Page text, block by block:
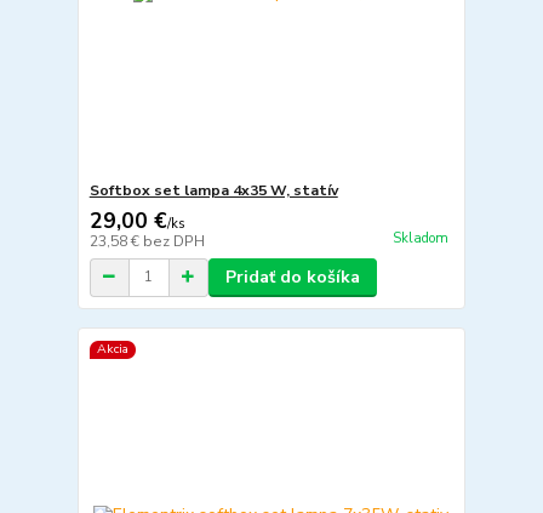
Softbox set lampa 4x35 W, statív
29,00 €/ks
23,58 € bez DPH Skladom
Pridať do košíka
Akcia